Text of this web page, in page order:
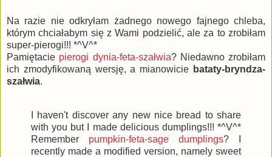
Na razie nie odkryłam żadnego nowego fajnego chleba,
którym chciałabym się z Wami podzielić, ale za to zrobiłam
super-pierogi!!! *^V^*
Pamiętacie pierogi dynia-feta-szałwia? Niedawno zrobiłam
ich zmodyfikowaną wersję, a mianowicie bataty-bryndza-
szałwia.
I haven't discover any new nice bread to share
with you but I made delicious dumplings!!! *^V^*
Remember pumpkin-feta-sage dumplings? I
recently made a modified version, namely sweet